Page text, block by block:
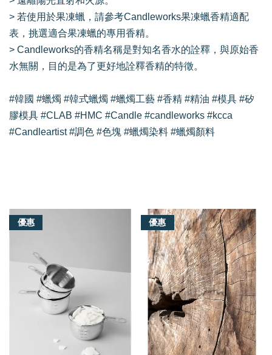
> 若使用於果凍蠟，請參考Candleworks果凍蠟香精適配
表，挑選適合果凍蠟的專用香精。
> Candleworks的香精名稱是對知名香水的詮釋，與原始香
水無關，目的是為了更好地詮釋香精的特徵。
#韓國 #蠟燭 #韓式蠟燭 #蠟燭工藝 #香精 #精油 #模具 #矽
膠模具 #CLAB #HMC #Candle #candleworks #kcca
#Candleartist #調色 #色塊 #蠟燭染料 #蠟燭顏料
優惠 優惠